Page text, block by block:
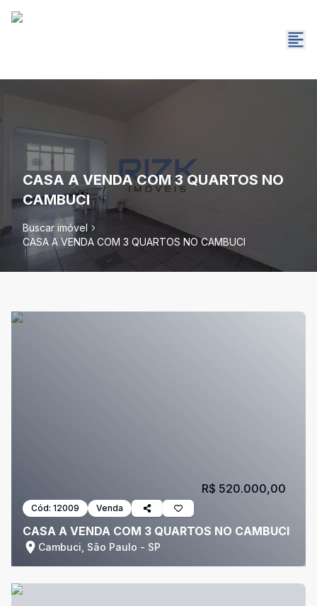
CASA A VENDA COM 3 QUARTOS NO
CAMBUCI
Buscar imóvel
CASA A VENDA COM 3 QUARTOS NO CAMBUCI
Cód: 12009 Venda
CASA A VENDA COM 3 QUARTOS NO CAMBUCI
Cambuci, São Paulo - SP
R$ 520.000,00